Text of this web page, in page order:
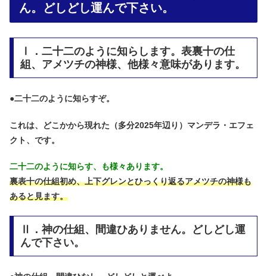
ん。どしどし運んで下さい。
Ⅰ．二十二のように知らします。表裏十の仕
組、アメツチの神様、他様々意味があります。
●二十二のように知らすぞ。
これは、どこかから現れた（多分2025年辺り）マンデラ・エフェ
クト、です。
二十二のように知らす、も様々あります。
裏表十の仕組初め、上下グレンとひっくり返るアメツチの神様も
あると見ます。
Ⅱ．神の仕組、間違ひありません。どしどし運
んで下さい。